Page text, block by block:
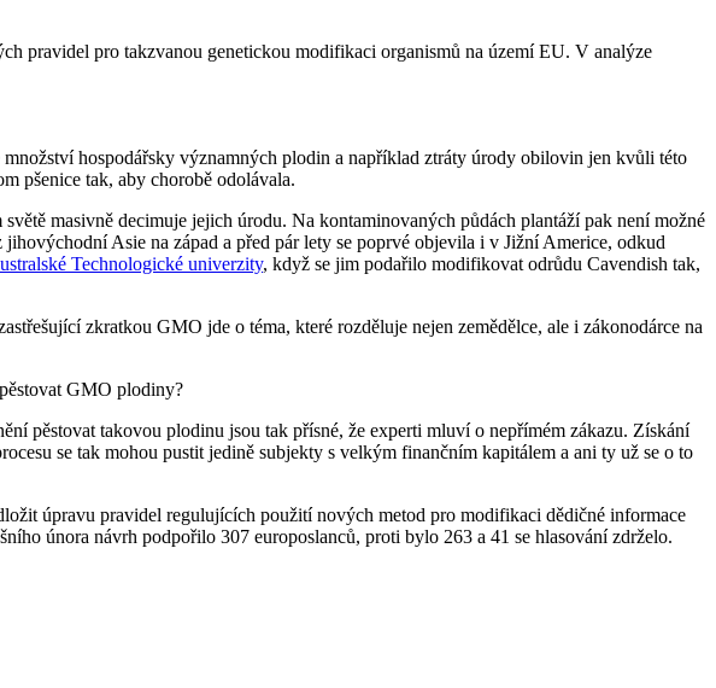
pravidel pro takzvanou genetickou modifikaci organismů na území EU. V analýze
hospodářsky významných plodin a například ztráty úrody obilovin jen kvůli této
pšenice tak, aby chorobě odolávala.
masivně decimuje jejich úrodu. Na kontaminovaných půdách plantáží pak není možné
Asie na západ a před pár lety se poprvé objevila i v Jižní Americe, odkud
Technologické univerzity, když se jim podařilo modifikovat odrůdu Cavendish tak,
zkratkou GMO jde o téma, které rozděluje nejen zemědělce, ale i zákonodárce na
GMO plodiny?
pěstovat takovou plodinu jsou tak přísné, že experti mluví o nepřímém zákazu. Získání
se tak mohou pustit jedině subjekty s velkým finančním kapitálem a ani ty už se o to
úpravu pravidel regulujících použití nových metod pro modifikaci dědičné informace
února návrh podpořilo 307 europoslanců, proti bylo 263 a 41 se hlasování zdrželo.